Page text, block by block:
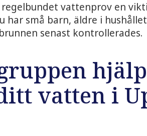
vattenprov en
har små barn, äldre i
senast kontrollerades.
vatten i